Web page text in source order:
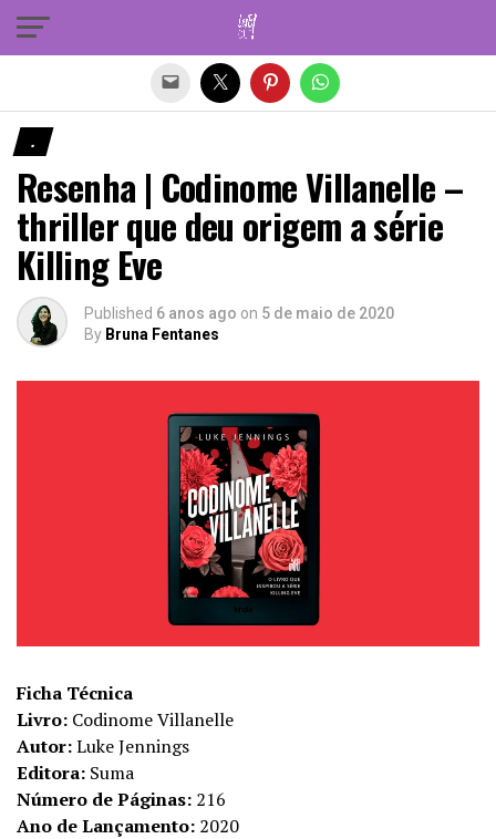
.
Resenha | Codinome Villanelle –
thriller que deu origem a série
Killing Eve
Published 6 anos ago on 5 de maio de 2020
By Bruna Fentanes
Ficha Técnica
Livro: Codinome Villanelle
Autor:Luke Jennings
Editora: Suma
Número de Páginas: 216
Ano de Lançamento: 2020
Sair da versão mobile